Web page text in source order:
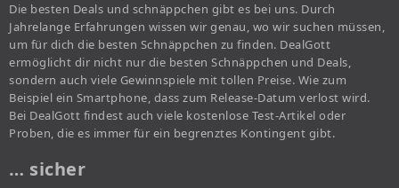
Die besten Deals und schnäppchen gibt es bei uns. Durch
Jahrelange Erfahrungen wissen wir genau, wo wir suchen müssen,
um für dich die besten Schnäppchen zu finden. DealGott
ermöglicht dir nicht nur die besten Schnäppchen und Deals,
sondern auch viele Gewinnspiele mit tollen Preise. Wie zum
Beispiel ein Smartphone, dass zum Release-Datum verlost wird.
Bei DealGott findest auch viele kostenlose Test-Artikel oder
Proben, die es immer für ein begrenztes Kontingent gibt.
… sicher